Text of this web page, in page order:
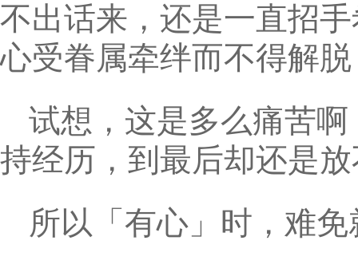
不出话来，还是一直招
心受眷属牵绊而不得解
试想，这是多么痛苦
持经历，到最后却还是
所以「有心」时，难